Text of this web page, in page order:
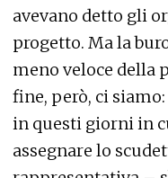
avevano detto gli
progetto. Ma la
meno veloce della
fine, però, ci
in questi giorni in
assegnare lo